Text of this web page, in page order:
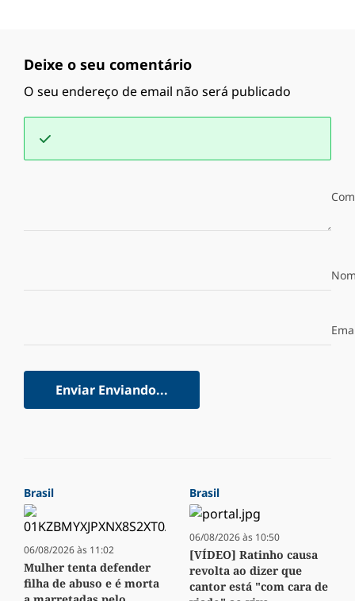
Deixe o seu comentário
O seu endereço de email não será publicado
Enviar Enviando...
Brasil
06/08/2026 às 11:02
Mulher tenta defender
filha de abuso e é morta
Brasil
06/08/2026 às 10:50
[VÍDEO] Ratinho causa
revolta ao dizer que
cantor está "com cara de